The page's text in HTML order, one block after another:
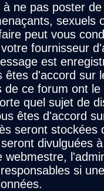
ne pas poster
sexuels
peut vous
fournisseur
est
êtes d'accord sur
de ce forum ont
quel sujet de
êtes d'accord
seront stockées
divulguées
webmestre,
si